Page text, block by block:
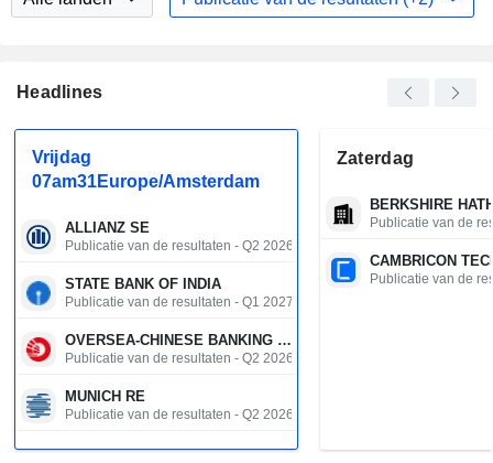
Headlines
Vrijdag
07am31Europe/Amsterdam
ALLIANZ SE
Publicatie van de resultaten - Q2 2026
STATE BANK OF INDIA
Publicatie van de resultaten - Q1 2027
OVERSEA-CHINESE BANKING CORPORATION LIMITED
Publicatie van de resultaten - Q2 2026
MUNICH RE
Publicatie van de resultaten - Q2 2026
JAPAN POST BANK CO., LTD.
Zaterdag
BERKSHIRE
Publicatie van de
Publicatie van de